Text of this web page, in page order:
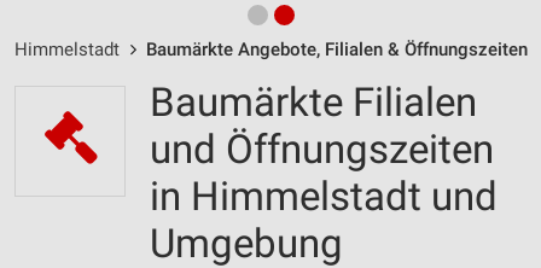
Himmelstadt Baumärkte Angebote, Filialen & Öffnungszeiten
Baumärkte Filialen
und Öffnungszeiten
in Himmelstadt und
Umgebung